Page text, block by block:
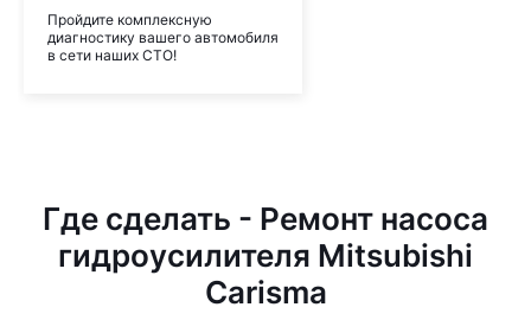
Пройдите комплексную
диагностику вашего автомобиля
в сети наших СТО!
Где сделать - Ремонт насоса
гидроусилителя Mitsubishi
Carisma